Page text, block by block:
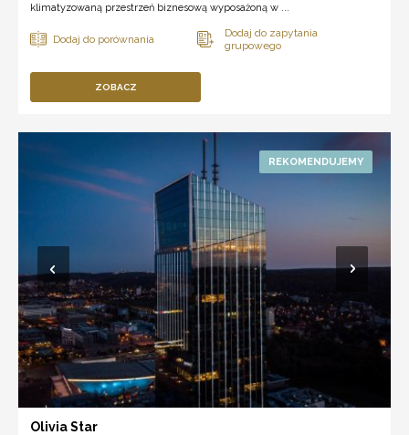
klimatyzowaną przestrzeń biznesową wyposażoną w ...
ZOBACZ
Olivia Star